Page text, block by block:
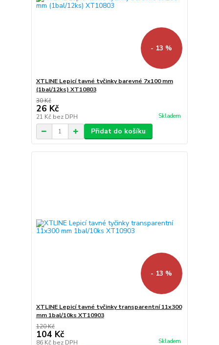
- 13 %
XTLINE Lepicí tavné tyčinky barevné 7x100 mm
(1bal/12ks) XT10803
30 Kč
26 Kč
21 Kč bez DPH Skladem
Přidat do košíku
- 13 %
XTLINE Lepicí tavné tyčinky transparentní 11x300
mm 1bal/10ks XT10903
120 Kč
104 Kč
86 Kč bez DPH Skladem